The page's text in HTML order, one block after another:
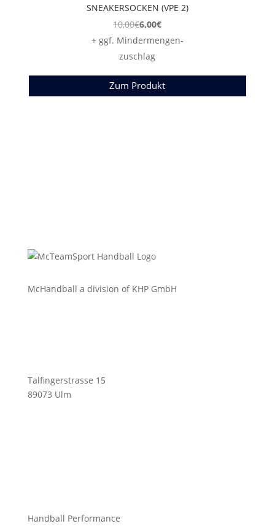
SNEAKERSOCKEN (VPE 2)
10,00€6,00€
+ ggf. Mindermengen-
zuschlag
Zum Produkt
McHandball a division of KHP GmbH
Talfingerstrasse 15
89073 Ulm
Handball Performance